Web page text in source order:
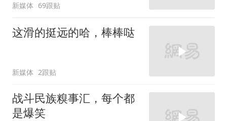
新媒体 69跟贴
这滑的挺远的哈，棒棒哒
新媒体 2跟贴
战斗民族糗事汇，每个都
是爆笑